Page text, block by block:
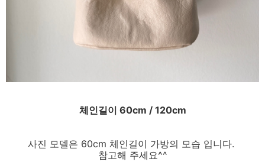
체인길이 60cm / 120cm
사진 모델은 60cm 체인길이 가방의 모습 입니다.
참고해 주세요^^